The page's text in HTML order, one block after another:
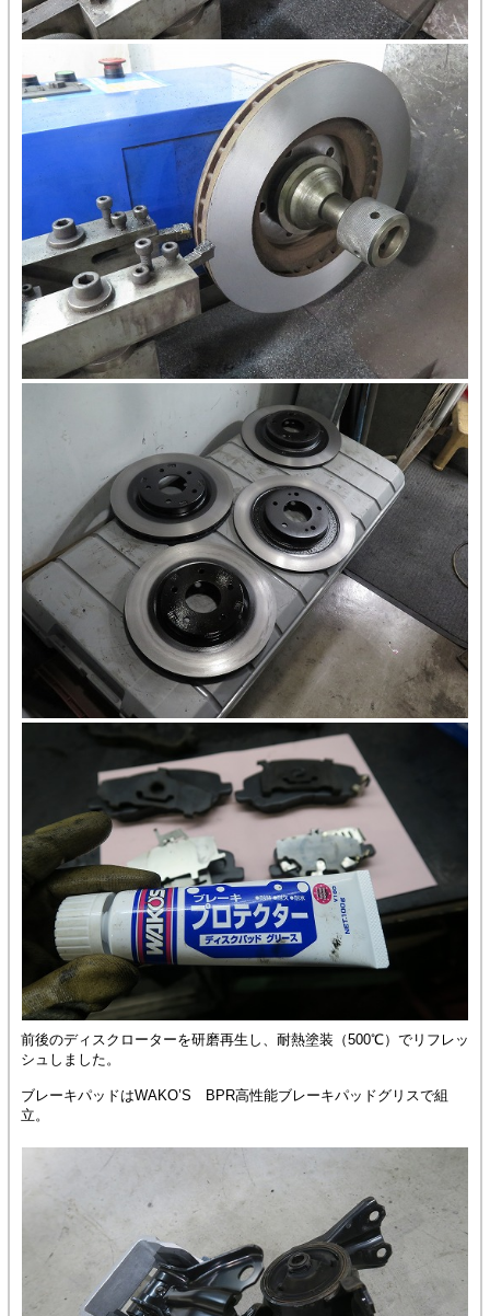
前後のディスクローターを研磨再生し、耐熱塗装（500℃）でリフレッ
シュしました。
ブレーキパッドはWAKO’S BPR高性能ブレーキパッドグリスで組
立。